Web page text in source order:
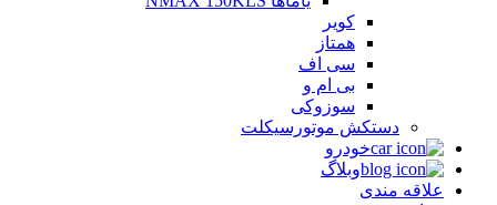
کویر
همتاز
سی اف
بی ام و
سوزوکی
دستکش موتورسیکلت
خودرو
وبلاگ
علاقه مندی